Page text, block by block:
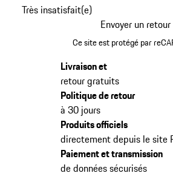
Très insatisfait(e)
Envoyer un retour
Ce site est protégé par
Livraison et
retour gratuits
Politique de retour
à 30 jours
Produits officiels
directement depuis le site
Paiement et transmission
de données sécurisés